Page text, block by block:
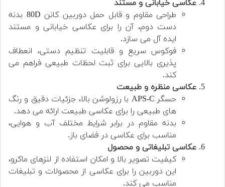
عکاسی خیابانی و مستند
طراحی مقاوم و قابل حمل دوربین کانن 80D بدنه
دست دوم، آن را برای عکاسی خیابانی و مستند
ایده آل می سازد.
فوکوس سریع و قابلیت تنظیم دستی، انعطاف
پذیری بالایی برای ثبت لحظات طبیعی فراهم می
کند.
عکاسی منظره و طبیعت
حسگر APS-C با رزولوشن بالا، جزئیات دقیق و رنگ
های طبیعی را برای عکاسی طبیعت ارائه می دهد.
بدنه مقاوم در برابر شرایط مختلف آب و هوایی،
مناسب برای عکاسی در فضای باز.
عکاسی تبلیغاتی و محصول
کیفیت تصویر بالا و امکان استفاده از لنزهای ماکرو،
این دوربین را برای عکاسی از محصولات و تبلیغات
مناسب می کند.